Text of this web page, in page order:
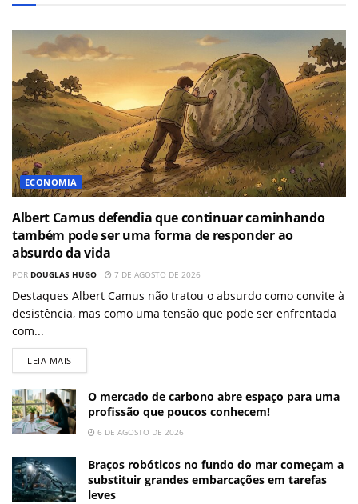
ECONOMIA
Albert Camus defendia que continuar caminhando
também pode ser uma forma de responder ao
absurdo da vida
POR DOUGLAS HUGO 7 DE AGOSTO DE 2026
Destaques Albert Camus não tratou o absurdo como convite à
desistência, mas como uma tensão que pode ser enfrentada
com...
LEIA MAIS
O mercado de carbono abre espaço para uma
profissão que poucos conhecem!
6 DE AGOSTO DE 2026
Braços robóticos no fundo do mar começam a
substituir grandes embarcações em tarefas
leves